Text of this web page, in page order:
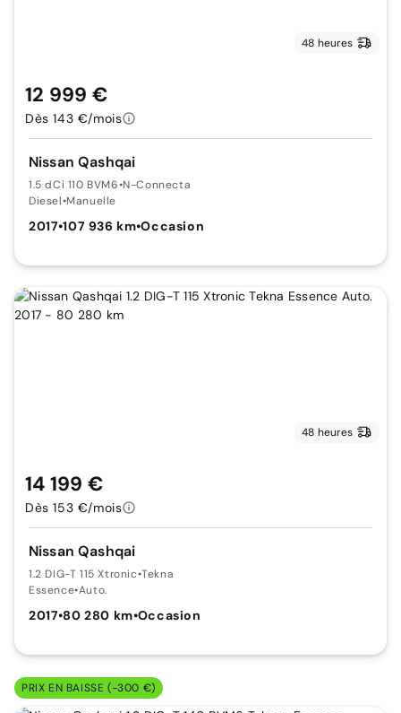
48 heures
Nissan Qashqai
1.5 dCi 110 BVM6•N-Connecta
Diesel•Manuelle
2017•107 936 km•Occasion
12 999 €
Dès 143 €/mois
48 heures
Nissan Qashqai
1.2 DIG-T 115 Xtronic•Tekna
Essence•Auto.
2017•80 280 km•Occasion
14 199 €
Dès 153 €/mois
PRIX EN BAISSE (-300 €)